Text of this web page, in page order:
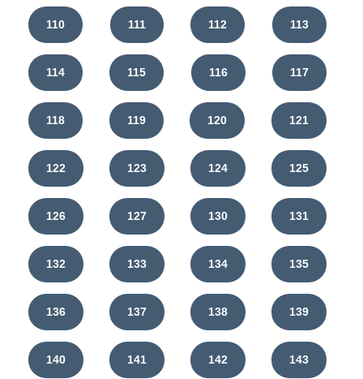
110 111 112 113
114 115 116 117
118 119 120 121
122 123 124 125
126 127 130 131
132 133 134 135
136 137 138 139
140 141 142 143